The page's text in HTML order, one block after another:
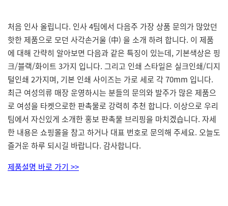
처음 인사 올립니다. 인사 4팀에서 다음주 가장 상품 문의가 많았던
핫한 제품으로 모던 사각손거울 (中) 을 소개 하려 합니다. 이 제품
에 대해 간략히 알아보면 다음과 같은 특징이 있는데, 기본색상은 핑
크/블랙/화이트 3가지 입니다. 그리고 인쇄 스타일은 실크인쇄/디지
털인쇄 2가지며, 기본 인쇄 사이즈는 가로 세로 각 70mm 입니다.
최근 여성의류 매장 운영하시는 분들의 문의와 발주가 많은 제품으
로 여성을 타켓으로한 판촉물로 강력히 추천 합니다. 이상으로 우리
팀에서 자신있게 소개한 홍보 판촉물 브리핑을 마치겠습니다. 자세
한 내용은 쇼핑몰을 참고 하거나 대표 번호로 문의해 주세요. 오늘도
즐거운 하루 되시길 바랍니다. 감사합니다.
제품설명 바로 가기 >>